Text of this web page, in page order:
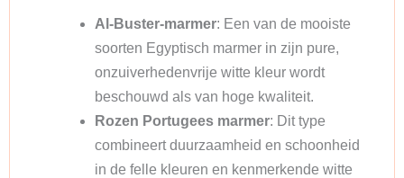
Al-Buster-marmer: Een van de mooiste
soorten Egyptisch marmer in zijn pure,
onzuiverhedenvrije witte kleur wordt
beschouwd als van hoge kwaliteit.
Rozen Portugees marmer: Dit type
combineert duurzaamheid en schoonheid
in de felle kleuren en kenmerkende witte